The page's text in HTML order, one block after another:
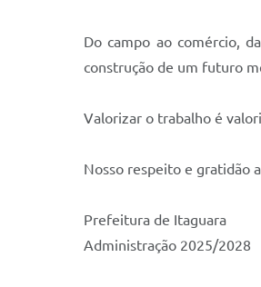
Do campo ao comércio,
construção de um futuro
Valorizar o trabalho é
Nosso respeito e gratidão
Prefeitura de Itaguara
Administração 2025/2028